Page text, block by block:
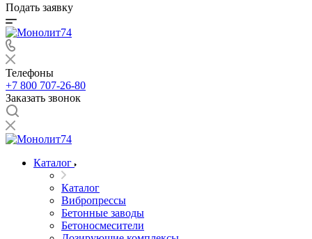
Подать заявку
Телефоны
+7 800 707-26-80
Заказать звонок
Каталог
Каталог
Вибропрессы
Бетонные заводы
Бетоносмесители